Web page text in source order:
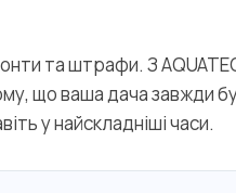
та штрафи. З
що ваша дача завжди
у найскладніші часи.